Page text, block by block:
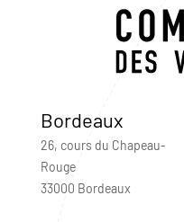
Bordeaux
26, cours du Chapeau-
Rouge
33000 Bordeaux